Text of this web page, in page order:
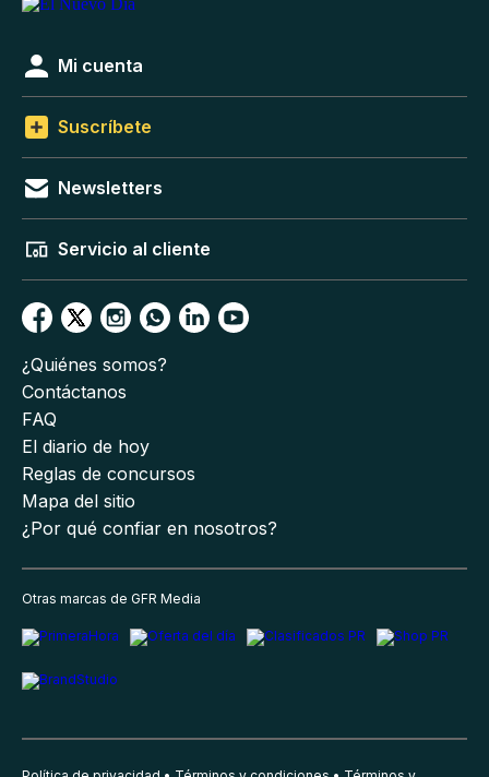
Mi cuenta
Suscríbete
Newsletters
Servicio al cliente
¿Quiénes somos?
Contáctanos
FAQ
El diario de hoy
Reglas de concursos
Mapa del sitio
¿Por qué confiar en nosotros?
Otras marcas de GFR Media